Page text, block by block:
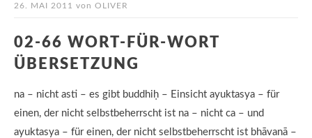
26. MAI 2011 von OLIVER
02-66 WORT-FÜR-WORT
ÜBERSETZUNG
na – nicht asti – es gibt buddhiḥ – Einsicht ayuktasya – für
einen, der nicht selbstbeherrscht ist na – nicht ca – und
ayuktasya – für einen, der nicht selbstbeherrscht ist bhāvanā –